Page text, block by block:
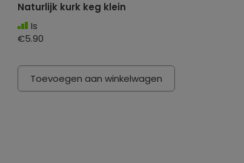
Naturlijk kurk keg klein
Is
€5.90
Toevoegen aan winkelwagen